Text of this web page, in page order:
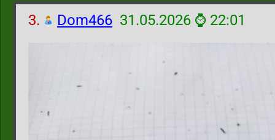
3. Dom466 31.05.2026 ⌚ 22:01